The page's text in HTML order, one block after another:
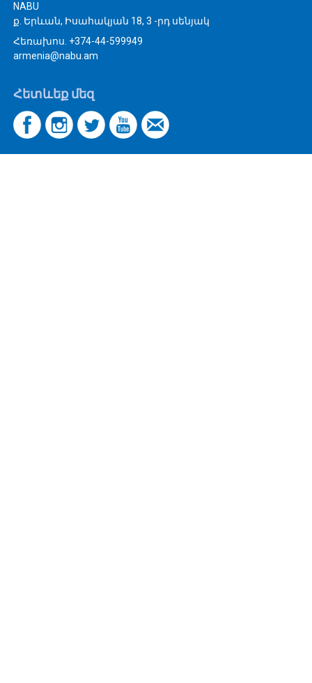
NABU
ք. Երևան, Իսահակյան 18, 3 -րդ սենյակ
Հեռախոս. +374-44-599949
armenia@nabu.am
Հետևեք մեզ